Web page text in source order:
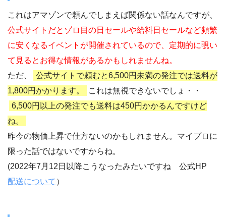
これはアマゾンで頼んでしまえば関係ない話なんですが、
公式サイトだとゾロ目の日セールや給料日セールなど頻繁
に安くなるイベントが開催されているので、定期的に覗い
て見るとお得な情報があるかもしれませんね。
ただ、
公式サイトで頼むと6,500円未満の発注では送料が
1,800円かかります。
これは無視できないでしょ・・
6,500円以上の発注でも送料は450円かかるんですけど
ね。
昨今の物価上昇で仕方ないのかもしれません。マイプロに
限った話ではないですからね。
(2022年7月12日以降こうなったみたいですね 公式HP
配送について ）